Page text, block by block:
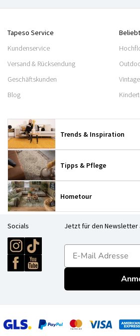
Tapeso Service
Kundenservice
Versand & Rücksendung
Geschäftskunden
Blog
Trends & Inspiration
Tipps & Pflege
Hometour
Socials Jetzt für den Newsletter
E-mailadres